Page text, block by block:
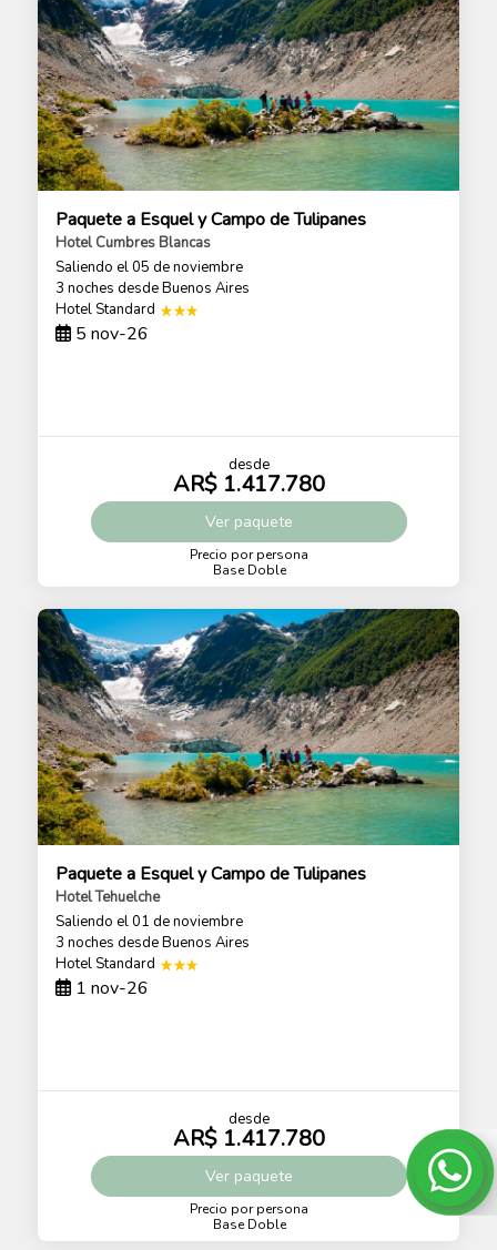
Paquete a Esquel y Campo de Tulipanes
Hotel Cumbres Blancas
Saliendo el 05 de noviembre
3 nochesdesde Buenos Aires
Hotel Standard
5 nov-26
desde
AR$ 1.417.780
Ver paquete
Precio por persona
Base Doble
Paquete a Esquel y Campo de Tulipanes
Hotel Tehuelche
Saliendo el 01 de noviembre
3 nochesdesde Buenos Aires
Hotel Standard
1 nov-26
desde
AR$ 1.417.780
Ver paquete
Precio por persona
Base Doble